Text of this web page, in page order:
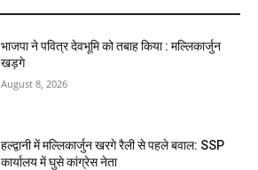
भाजपा ने पवित्र देवभूमि को तबाह किया : मल्लिकार्जुन
खड़गे
August 8, 2026
हल्द्वानी में मल्लिकार्जुन खरगे रैली से पहले बवाल: SSP
कार्यालय में घुसे कांग्रेस नेता